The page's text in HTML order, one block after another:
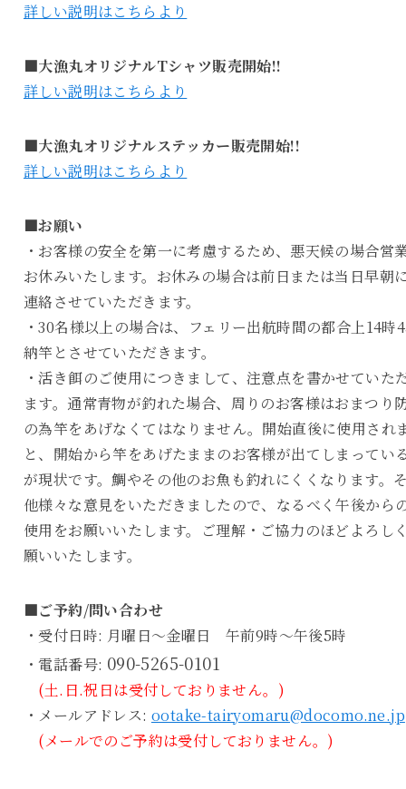
詳しい説明はこちらより
■大漁丸オリジナルTシャツ販売開始!!
詳しい説明はこちらより
■大漁丸オリジナルステッカー販売開始!!
詳しい説明はこちらより
■お願い
・お客様の安全を第一に考慮するため、悪天候の場合営
お休みいたします。お休みの場合は前日または当日早朝
連絡させていただきます。
・30名様以上の場合は、フェリー出航時間の都合上14時
納竿とさせていただきます。
・活き餌のご使用につきまして、注意点を書かせていた
ます。通常青物が釣れた場合、周りのお客様はおまつり
の為竿をあげなくてはなりません。開始直後に使用され
と、開始から竿をあげたままのお客様が出てしまってい
が現状です。鯛やその他のお魚も釣れにくくなります。
他様々な意見をいただきましたので、なるべく午後から
使用をお願いいたします。ご理解・ご協力のほどよろし
願いいたします。
■ご予約/問い合わせ
・受付日時: 月曜日～金曜日 午前9時～午後5時
・電話番号: 090-5265-0101
(土.日.祝日は受付しておりません。)
・メールアドレス: ootake-tairyomaru@docomo.ne.jp
(メールでのご予約は受付しておりません。)